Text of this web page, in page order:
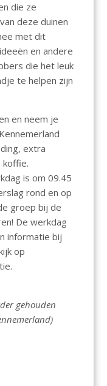
die ze
deze duinen
met dit
en andere
die het leuk
te helpen zijn
en neem je
extra
koffie.
is om 09.45
rond en op
groep bij de
De werkdag
informatie bij
op
gehouden